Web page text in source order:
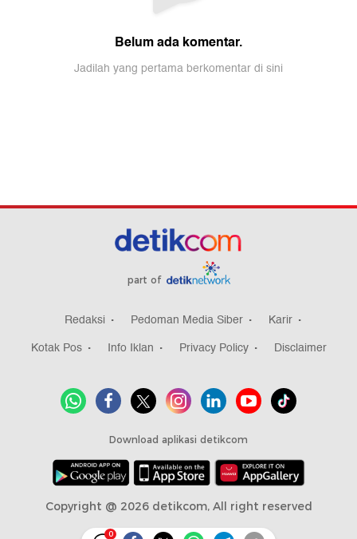
0
part of
Redaksi Pedoman Media Siber
Karir
Kotak Pos
Info Iklan Privacy Policy Disclaimer
Download aplikasi detikcom
Copyright @ 2026 detikcom, All right reserved